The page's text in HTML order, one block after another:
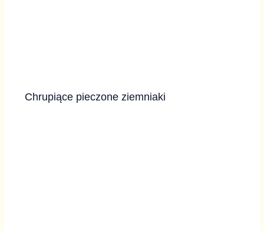
Chrupiące pieczone ziemniaki